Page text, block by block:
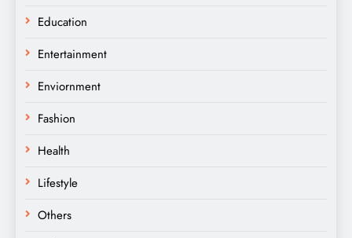
Education
Entertainment
Enviornment
Fashion
Health
Lifestyle
Others